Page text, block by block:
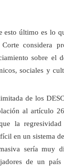
esto último es lo
considera
sobre el
sociales y
de los
al artículo
la
en un sistema
sería muy
de un